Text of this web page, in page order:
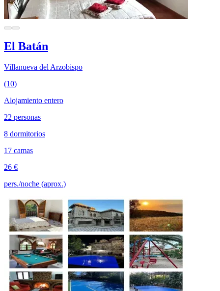
El Batán
Villanueva del Arzobispo
(10)
Alojamiento entero
22 personas
8 dormitorios
17 camas
26 €
pers./noche (aprox.)